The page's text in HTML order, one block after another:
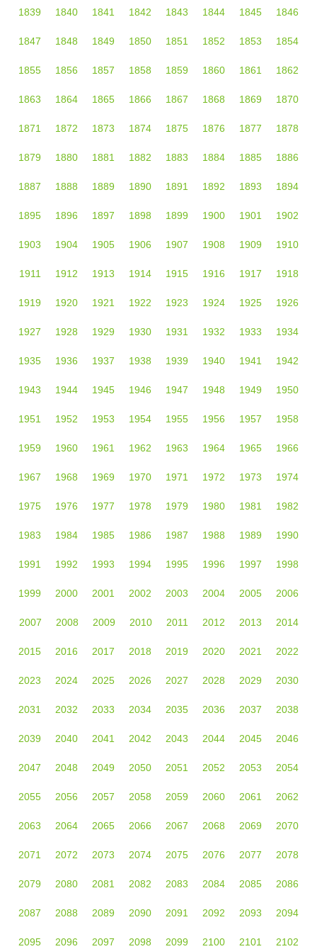
1839 1840 1841 1842 1843 1844 1845 1846
1847 1848 1849 1850 1851 1852 1853 1854
1855 1856 1857 1858 1859 1860 1861 1862
1863 1864 1865 1866 1867 1868 1869 1870
1871 1872 1873 1874 1875 1876 1877 1878
1879 1880 1881 1882 1883 1884 1885 1886
1887 1888 1889 1890 1891 1892 1893 1894
1895 1896 1897 1898 1899 1900 1901 1902
1903 1904 1905 1906 1907 1908 1909 1910
1911 1912 1913 1914 1915 1916 1917 1918
1919 1920 1921 1922 1923 1924 1925 1926
1927 1928 1929 1930 1931 1932 1933 1934
1935 1936 1937 1938 1939 1940 1941 1942
1943 1944 1945 1946 1947 1948 1949 1950
1951 1952 1953 1954 1955 1956 1957 1958
1959 1960 1961 1962 1963 1964 1965 1966
1967 1968 1969 1970 1971 1972 1973 1974
1975 1976 1977 1978 1979 1980 1981 1982
1983 1984 1985 1986 1987 1988 1989 1990
1991 1992 1993 1994 1995 1996 1997 1998
1999 2000 2001 2002 2003 2004 2005 2006
2007 2008 2009 2010 2011 2012 2013 2014
2015 2016 2017 2018 2019 2020 2021 2022
2023 2024 2025 2026 2027 2028 2029 2030
2031 2032 2033 2034 2035 2036 2037 2038
2039 2040 2041 2042 2043 2044 2045 2046
2047 2048 2049 2050 2051 2052 2053 2054
2055 2056 2057 2058 2059 2060 2061 2062
2063 2064 2065 2066 2067 2068 2069 2070
2071 2072 2073 2074 2075 2076 2077 2078
2079 2080 2081 2082 2083 2084 2085 2086
2087 2088 2089 2090 2091 2092 2093 2094
2095 2096 2097 2098 2099 2100 2101 2102